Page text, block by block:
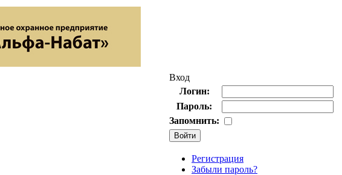
Вход
Логин:
Пароль:
Запомнить:
Регистрация
Забыли пароль?